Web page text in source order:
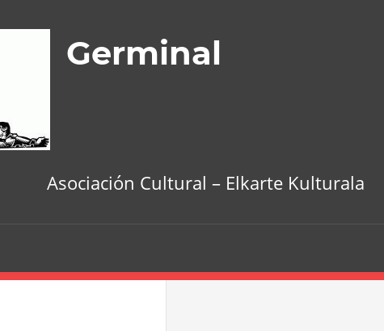
Germinal
Asociación Cultural – Elkarte Kulturala